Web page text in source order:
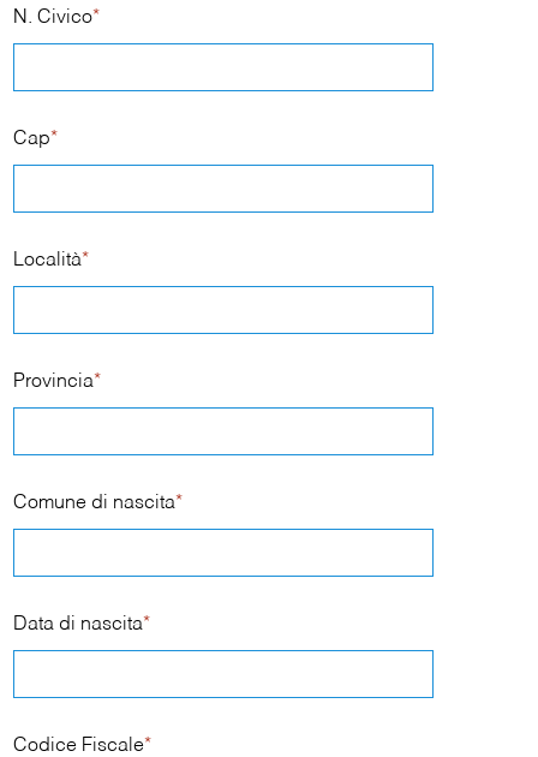
N. Civico*
Cap*
Località*
Provincia*
Comune di nascita*
Data di nascita*
Codice Fiscale*